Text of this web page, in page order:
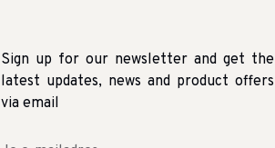
Sign up for our newsletter and get the
latest updates, news and product offers
via email